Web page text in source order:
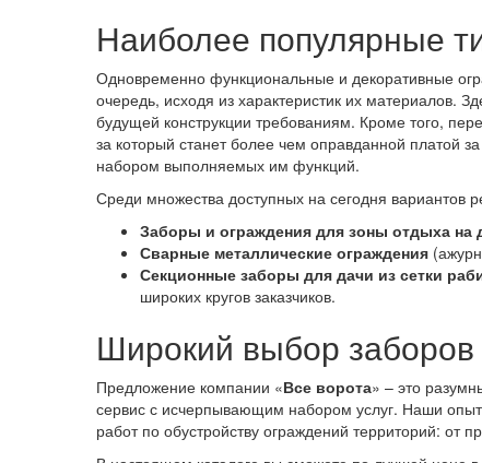
Наиболее популярные
Одновременно функциональные и декоративные
очередь, исходя из характеристик их материалов.
будущей конструкции требованиям. Кроме того,
за который станет более чем оправданной платой
набором выполняемых им функций.
Среди множества доступных на сегодня
Заборы и ограждения для зоны отдыха на
Сварные металлические ограждения
Секционные заборы для дачи из сетки
широких кругов заказчиков.
Широкий выбор
Предложение компании «Все ворота» – это
сервис с исчерпывающим набором услуг. Наши
работ по обустройству ограждений территорий: от